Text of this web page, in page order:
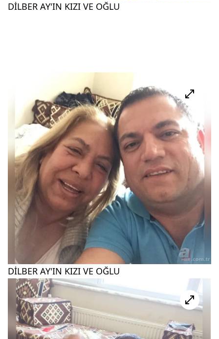
DİLBER AY'IN KIZI VE OĞLU
DİLBER AY'IN KIZI VE OĞLU